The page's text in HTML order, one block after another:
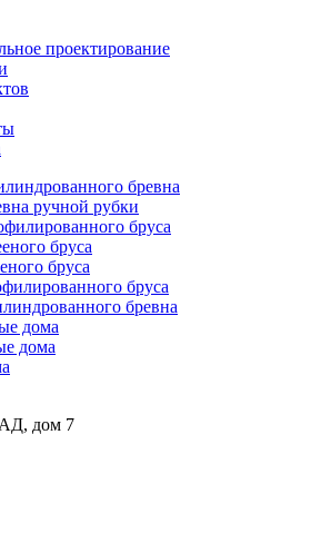
проектирование
бревна
ручной рубки
бруса
бруса
бруса
бруса
бревна
дома
дома
дом 7